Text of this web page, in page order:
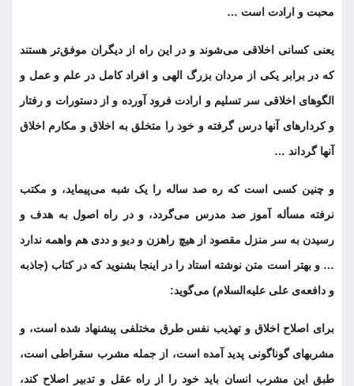
محبت و ارادت است …
یعنی کسانی اخلاقی می‌شوند و در این راه از دیگران موفق‌تر هستند
که در برابر یکی از مردان بزرگ الهی و افراد کامل در علم و عمل و
الگوهای اخلاقی سر تسلیم و ارادت فرود آورده و از دستورات و رفتار
و کردارهای آنها درس گرفته و خود را متخلق به اخلاق و مکارم اخلاق
آنها گرداند …
و چنین کسی است که ره صد ساله را یک شبه می‌پیماید، و مکتب
نرفته مسأله آموز صد مدرس می‌گردد، و در راه اصول به هدف و
رسیدن به سر منزل مقصود از هیچ راهزن و دیو و ددی هم واهمه ندارد
… و بهتر است متن نوشته استاد را در اینجا بشنوید که در کتاب (جاذبه
و دافعه‌ی علی علیه‌السلام) می‌گوید:
برای اصلاح اخلاق و تهذیب نفس طرق مختلفی پیشنهاد شده است، و
مشربهای گوناگونی پدید آمده است، از جمله مشرب سقراطی است،
طبق این مشرب انسان باید خود را از راه عقل و تدبیر اصلاح کند،